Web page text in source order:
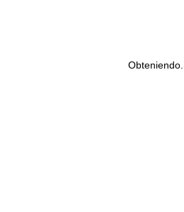
Obteniendo...